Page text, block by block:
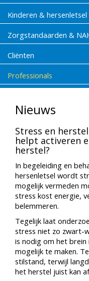
Kinderen & hersenletsel
Zorgstandaarden &
Cliënten
Professionals
Nieuws
Stress en
helpt activeren
herstel?
In begeleiding en
hersenletsel wordt
mogelijk vermeden
stress kost energie,
belemmeren.
Tegelijk laat
stress niet zo zwart-
is nodig om het brein
mogelijk te maken.
stilstand, terwijl
het herstel juist kan